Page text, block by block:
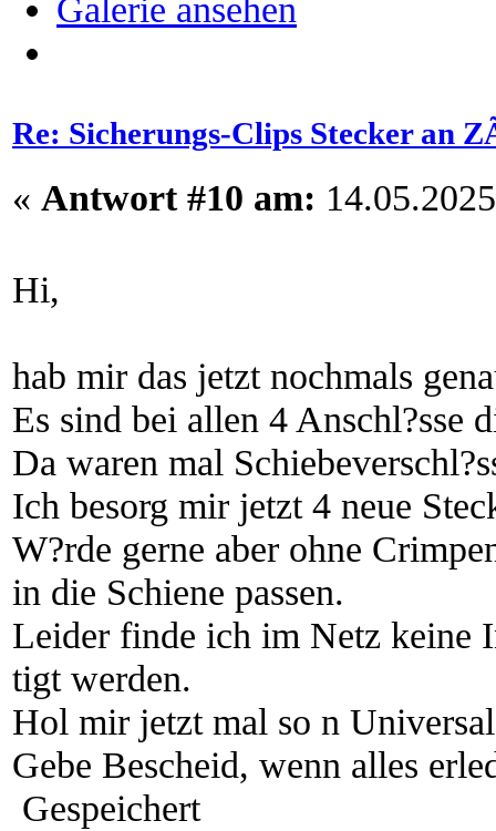
Galerie ansehen
Re: Sicherungs-Clips Stecker an
« Antwort #10 am:
Hi,
hab mir das jetzt nochmals
Es sind bei allen 4 Anschl?sse
Da waren mal
Ich besorg mir jetzt 4 neue
W?rde gerne aber ohne
in die Schiene passen.
Leider finde ich im Netz keine
tigt werden.
Hol mir jetzt mal so n
Gebe Bescheid, wenn alles
Gespeichert